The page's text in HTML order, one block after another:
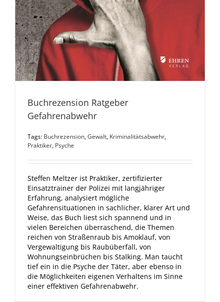
Buchrezension Ratgeber
Gefahrenabwehr
Tags: Buchrezension,Gewalt, Kriminalitätsabwehr,
Praktiker, Psyche
Steffen Meltzer ist Praktiker, zertifizierter
Einsatztrainer der Polizei mit langjähriger
Erfahrung, analysiert mögliche
Gefahrensituationen in sachlicher, klarer Art und
Weise, das Buch liest sich spannend und in
vielen Bereichen überraschend, die Themen
reichen von Straßenraub bis Amoklauf, von
Vergewaltigung bis Raubüberfall, von
Wohnungseinbrüchen bis Stalking. Man taucht
tief ein in die Psyche der Täter, aber ebenso in
die Möglichkeiten eigenen Verhaltens im Sinne
einer effektiven Gefahrenabwehr.